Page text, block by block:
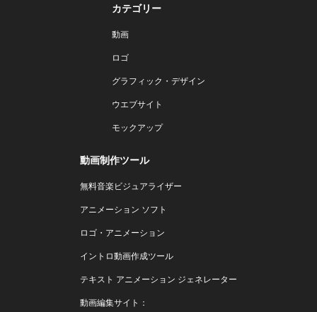
カテゴリー
動画
ロゴ
グラフィック・デザイン
ウエブサイト
モックアップ
動画制作ツール
無料音楽ビジュアライザー
アニメーション ソフト
ロゴ・アニメーション
イントロ動画作成ツール
テキスト アニメーション ジェネレーター
動画編集サイト：